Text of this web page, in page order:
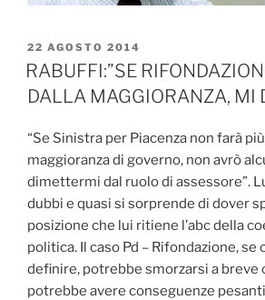
PUBBLICATO
IL
22 AGOSTO 2014
RABUFFI:”SE
DALLA MAGGIORANZA, MI
“Se Sinistra per Piacenza non farà
maggioranza di governo, non avrò
dimettermi dal ruolo di assessore”.
dubbi e quasi si sorprende di dover
posizione che lui ritiene l’abc della
politica. Il caso Pd – Rifondazione, se
definire, potrebbe smorzarsi a breve
potrebbe avere conseguenze